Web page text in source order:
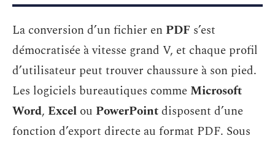
La conversion d’un fichier en PDF s’est
démocratisée à vitesse grand V, et chaque profil
d’utilisateur peut trouver chaussure à son pied.
Les logiciels bureautiques comme Microsoft
Word, Excel ou PowerPointdisposent d’une
fonction d’export directe au format PDF. Sous